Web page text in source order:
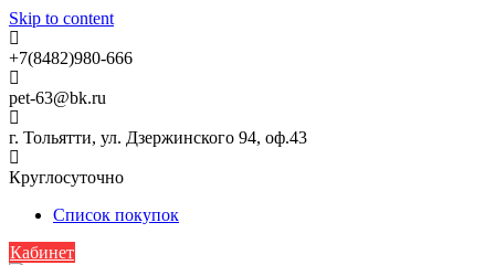
Skip to content
+7(8482)980-666
pet-63@bk.ru
г. Тольятти, ул. Дзержинского 94, оф.43
Круглосуточно
Список покупок
Кабинет